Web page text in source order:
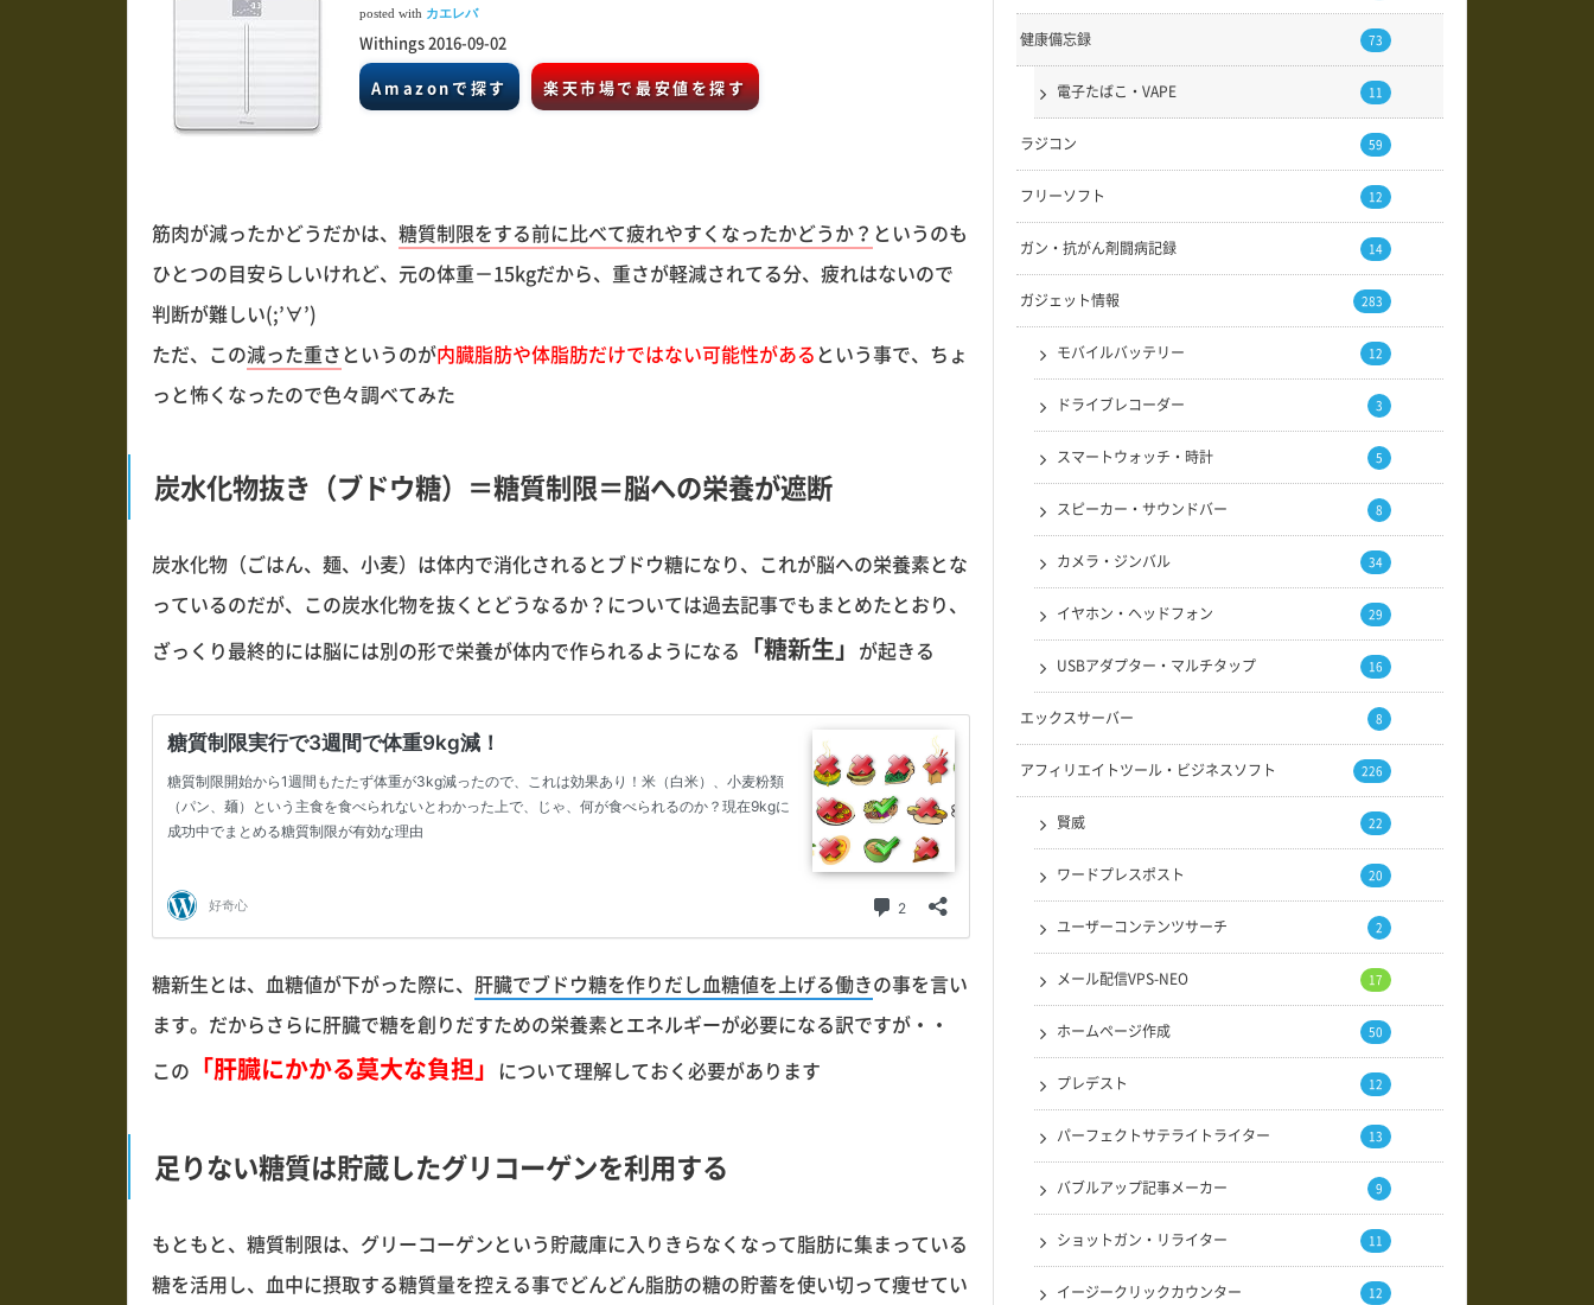
posted with カエレバ
Withings 2016-09-02
Amazonで探す
楽天市場で最安値を探す
筋肉が減ったかどうだかは、 糖質制限をする前に比べて疲れやすくなったかどうか？ というのも
ひとつの目安らしいけれど、元の体重－15kgだから、重さが軽減されてる分、疲れはないので
判断が難しい(;’∀’)
ただ、この減った重さというのが内臓脂肪や体脂肪だけではない可能性があるという事で、ちょ
っと怖くなったので色々調べてみた
炭水化物抜き（ブドウ糖）＝糖質制限＝脳への栄養が遮断
炭水化物（ごはん、麺、小麦）は体内で消化されるとブドウ糖になり、これが脳への栄養素とな
っているのだが、この炭水化物を抜くとどうなるか？については過去記事でもまとめたとおり、
ざっくり最終的には脳には別の形で栄養が体内で作られるようになる 「糖新生」 が起きる
糖新生とは、血糖値が下がった際に、 肝臓でブドウ糖を作りだし血糖値を上げる働きの事を言い
ます。だからさらに肝臓で糖を創りだすための栄養素とエネルギーが必要になる訳ですが・・
この 「肝臓にかかる莫大な負担」 について理解しておく必要があります
足りない糖質は貯蔵したグリコーゲンを利用する
もともと、糖質制限は、グリーコーゲンという貯蔵庫に入りきらなくなって脂肪に集まっている
糖を活用し、血中に摂取する糖質量を控える事でどんどん脂肪の糖の貯蓄を使い切って痩せてい
健康備忘録 73
電子たばこ・VAPE 11
ラジコン 59
フリーソフト 12
ガン・抗がん剤闘病記録 14
ガジェット情報 283
モバイルバッテリー 12
ドライブレコーダー 3
スマートウォッチ・時計 5
スピーカー・サウンドバー 8
カメラ・ジンバル 34
イヤホン・ヘッドフォン 29
USBアダプター・マルチタップ 16
エックスサーバー 8
アフィリエイトツール・ビジネスソフト 226
賢威 22
ワードプレスポスト 20
ユーザーコンテンツサーチ 2
メール配信VPS-NEO 17
ホームページ作成 50
プレデスト 12
パーフェクトサテライトライター 13
バブルアップ記事メーカー 9
ショットガン・リライター 11
イージークリックカウンター 12